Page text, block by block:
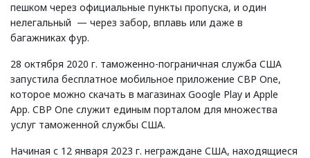
пешком через официальные пункты пропуска, и один
нелегальный — через забор, вплавь или даже в
багажниках фур.
28 октября 2020 г. таможенно-пограничная служба США
запустила бесплатное мобильное приложение CBP One,
которое можно скачать в магазинах Google Play и Apple
App. CBP One служит единым порталом для множества
услуг таможенной службы США.
Начиная с 12 января 2023 г. неграждане США, находящиеся